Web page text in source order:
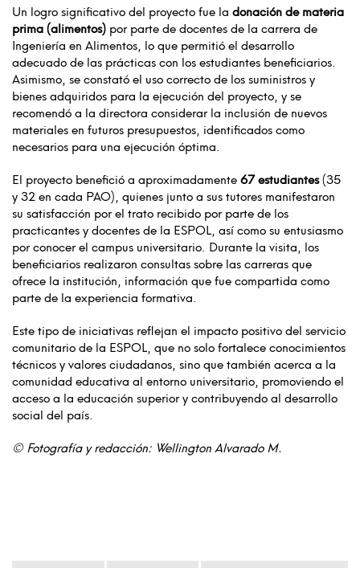
Un logro significativo del proyecto fue la donación de materia
prima (alimentos) por parte de docentes de la carrera de
Ingeniería en Alimentos, lo que permitió el desarrollo
adecuado de las prácticas con los estudiantes beneficiarios.
Asimismo, se constató el uso correcto de los suministros y
bienes adquiridos para la ejecución del proyecto, y se
recomendó a la directora considerar la inclusión de nuevos
materiales en futuros presupuestos, identificados como
necesarios para una ejecución óptima.
El proyecto benefició a aproximadamente67 estudiantes(35
y 32 en cada PAO), quienes junto a sus tutores manifestaron
su satisfacción por el trato recibido por parte de los
practicantes y docentes de la ESPOL, así como su entusiasmo
por conocer el campus universitario. Durante la visita, los
beneficiarios realizaron consultas sobre las carreras que
ofrece la institución, información que fue compartida como
parte de la experiencia formativa.
Este tipo de iniciativas reflejan el impacto positivo del servicio
comunitario de la ESPOL, que no solo fortalece conocimientos
técnicos y valores ciudadanos, sino que también acerca a la
comunidad educativa al entorno universitario, promoviendo el
acceso a la educación superior y contribuyendo al desarrollo
social del país.
© Fotografía y redacción: Wellington Alvarado M.